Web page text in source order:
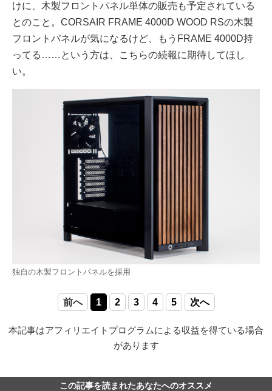
けに、木製フロントパネル単体の販売も予定されている
とのこと。CORSAIR FRAME 4000D WOOD RSの木製
フロントパネルが気になるけど、もうFRAME 4000D持
ってる……という方は、こちらの続報に期待してほし
い。
独自の木製フロントパネルを採用
前へ 1 2 3 4 5 次へ
本記事はアフィリエイトプログラムによる収益を得ている場合
があります
この記事を読まれたあなたへのオススメ